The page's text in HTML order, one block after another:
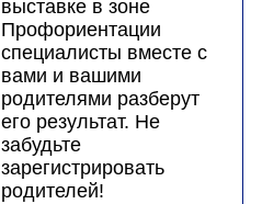
выставке в зоне
Профориентации
специалисты вместе с
вами и вашими
родителями разберут
его результат. Не
забудьте
зарегистрировать
родителей!